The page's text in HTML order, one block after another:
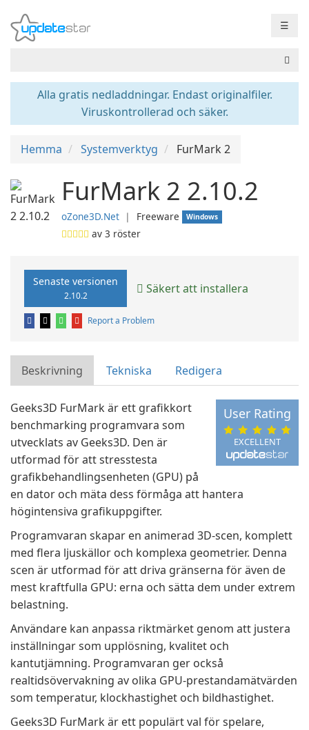
☰
Alla gratis nedladdningar. Endast originalfiler.
Viruskontrollerad och säker.
Hemma Systemverktyg FurMark 2
FurMark 2 2.10.2
oZone3D.Net ❘ Freeware Windows
av 3 röster
Senaste versionen
2.10.2 Säkert att installera
Report a Problem
Beskrivning Tekniska Redigera
EXCELLENT
User Rating
Geeks3D FurMark är ett grafikkort
benchmarking programvara som
utvecklats av Geeks3D. Den är
utformad för att stresstesta
grafikbehandlingsenheten (GPU) på
en dator och mäta dess förmåga att hantera
högintensiva grafikuppgifter.
Programvaran skapar en animerad 3D-scen, komplett
med flera ljuskällor och komplexa geometrier. Denna
scen är utformad för att driva gränserna för även de
mest kraftfulla GPU: erna och sätta dem under extrem
belastning.
Användare kan anpassa riktmärket genom att justera
inställningar som upplösning, kvalitet och
kantutjämning. Programvaran ger också
realtidsövervakning av olika GPU-prestandamätvärden
som temperatur, klockhastighet och bildhastighet.
Geeks3D FurMark är ett populärt val för spelare,